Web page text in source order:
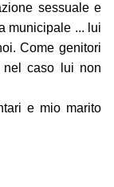
sessuale e
municipale ... lui
Come genitori
caso lui non
e mio marito